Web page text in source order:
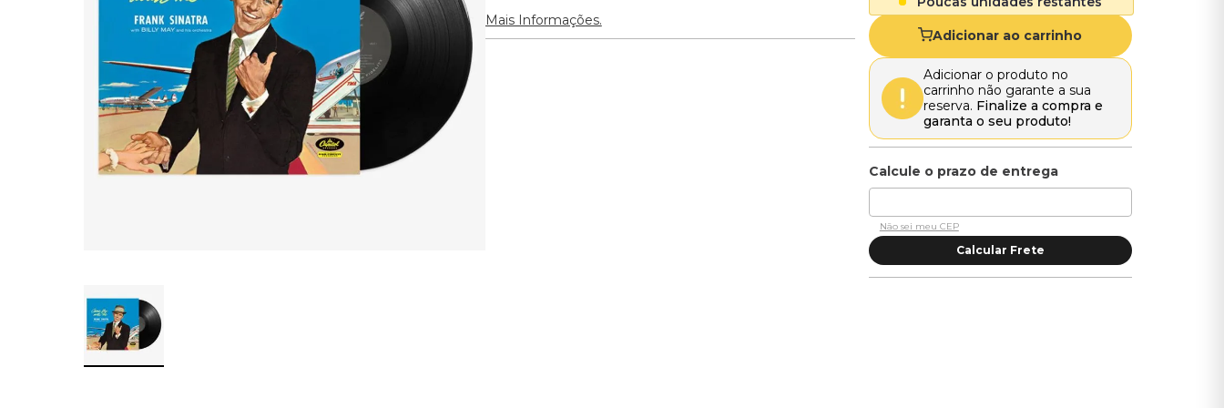
Mais Informações.
Adicionar ao carrinho
Adicionar o produto no
carrinho não garante a sua
reserva. Finalize a compra e
garanta o seu produto!
Não sei meu CEP